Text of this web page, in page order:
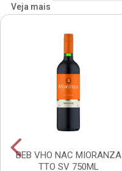
Veja mais
BEB VHO NAC MIORANZA
TTO SV 750ML